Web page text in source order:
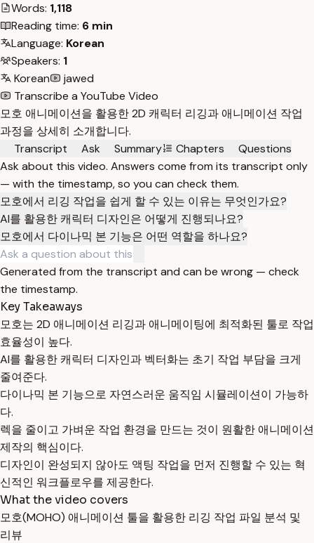
Words: 1,118
Reading time: 6 min
Language: Korean
Speakers: 1
Korean
jawed
Transcribe a YouTube Video
모호 애니메이션을 활용한 2D 캐릭터 리깅과 애니메이션 작업
과정을 상세히 소개합니다.
Transcript
Ask Summary Chapters
Questions
Ask about this video. Answers come from its transcript only
— with the timestamp, so you can check them.
모호에서 리깅 작업을 쉽게 할 수 있는 이유는 무엇인가요?
AI를 활용한 캐릭터 디자인은 어떻게 진행되나요?
모호에서 다이나믹 본 기능은 어떤 역할을 하나요?
Generated from the transcript and can be wrong — check
the timestamp.
Key Takeaways
모호는 2D 애니메이션 리깅과 애니메이팅에 최적화된 툴로 작업
효율성이 높다.
AI를 활용한 캐릭터 디자인과 벡터화는 초기 작업 부담을 크게
줄여준다.
다이나믹 본 기능으로 자연스러운 움직임 시뮬레이션이 가능하
다.
렉을 줄이고 가벼운 작업 환경을 만드는 것이 원활한 애니메이션
제작의 핵심이다.
디자인이 완성되지 않아도 액팅 작업을 먼저 진행할 수 있는 혁
신적인 워크플로우를 제공한다.
What the video covers
모호(MOHO) 애니메이션 툴을 활용한 리깅 작업 파일 분석 및
리뷰